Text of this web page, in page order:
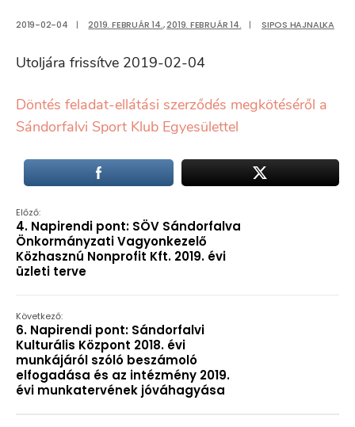
2019-02-04 | 2019. FEBRUÁR 14.,2019. FEBRUÁR 14. | SIPOS HAJNALKA
Utoljára frissítve 2019-02-04
Döntés feladat-ellátási szerződés megkötéséről a
Sándorfalvi Sport Klub Egyesülettel
Előző:
4. Napirendi pont: SÖV Sándorfalva
Önkormányzati Vagyonkezelő
Közhasznú Nonprofit Kft. 2019. évi
üzleti terve
Következő:
6. Napirendi pont: Sándorfalvi
Kulturális Központ 2018. évi
munkájáról szóló beszámoló
elfogadása és az intézmény 2019.
évi munkatervének jóváhagyása